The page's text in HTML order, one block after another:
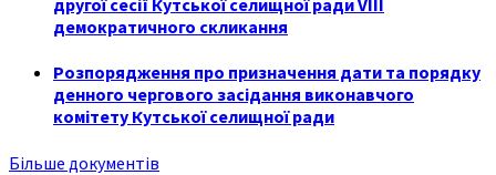
другої сесії Кутської селищної ради VIII
демократичного скликання
Розпорядження про призначення дати та порядку
денного чергового засідання виконавчого
комітету Кутської селищної ради
Більше документів